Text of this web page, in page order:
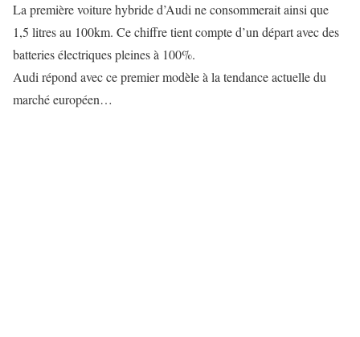
La première voiture hybride d’Audi ne consommerait ainsi que
1,5 litres au 100km. Ce chiffre tient compte d’un départ avec des
batteries électriques pleines à 100%.
Audi répond avec ce premier modèle à la tendance actuelle du
marché européen…